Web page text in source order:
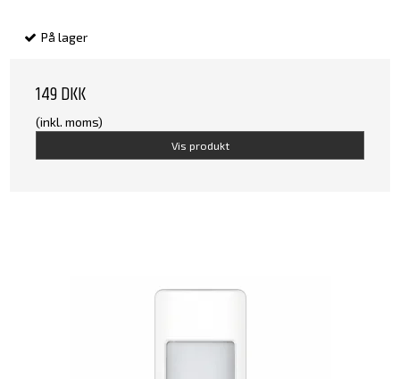
På lager
149 DKK
(inkl. moms)
Vis produkt